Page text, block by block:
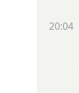
20:04